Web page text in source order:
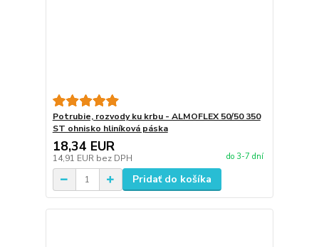
Potrubie, rozvody ku krbu - ALMOFLEX 50/50 350
ST ohnisko hliníková páska
18,34 EUR
14,91 EUR bez DPH do 3-7 dní
Pridať do košíka